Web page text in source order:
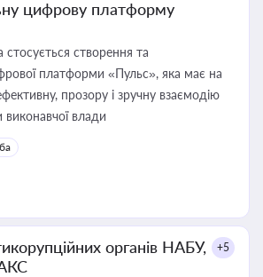
цифрову платформу
стосується створення та
платформи «Пульс», яка має на
прозору і зручну взаємодію
виконавчої влади
органів НАБУ,
+5